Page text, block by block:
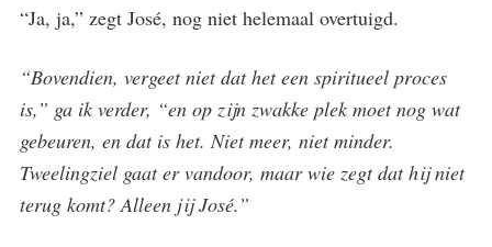
“Ja, ja,” zegt José, nog niet helemaal overtuigd.
“Bovendien, vergeet niet dat het een spiritueel proces
is,” ga ik verder, “en op zijn zwakke plek moet nog wat
gebeuren, en dat is het. Niet meer, niet minder.
Tweelingziel gaat er vandoor, maar wie zegt dat hij niet
terug komt? Alleen jij José.”